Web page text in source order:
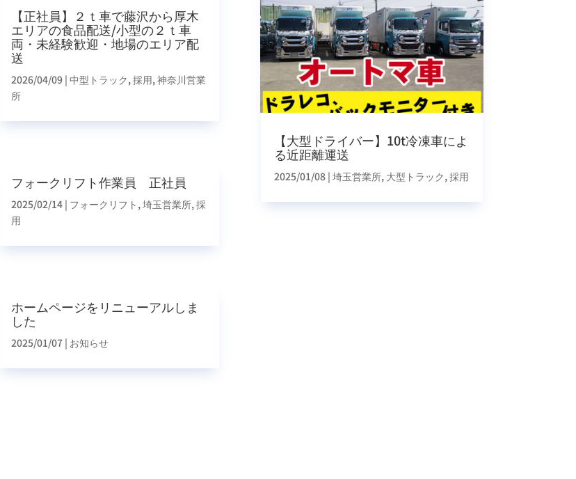
【正社員】２ｔ車で藤沢から厚木
エリアの食品配送/小型の２ｔ車
両・未経験歓迎・地場のエリア配
送
2026/04/09| 中型トラック, 採用, 神奈川営業
所
フォークリフト作業員 正社員
2025/02/14| フォークリフト , 埼玉営業所, 採
用
ホームページをリニューアルしま
した
2025/01/07| お知らせ
【大型ドライバー】10t冷凍車によ
る近距離運送
2025/01/08| 埼玉営業所, 大型トラック, 採用